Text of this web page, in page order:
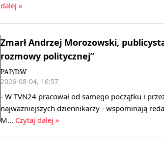
dalej »
Zmarł Andrzej Morozowski,
rozmowy politycznej”
PAP/DW
2026-08-04, 16:57
- W TVN24 pracował od samego początku i
najważniejszych dziennikarzy - wspominają
M… Czytaj dalej »